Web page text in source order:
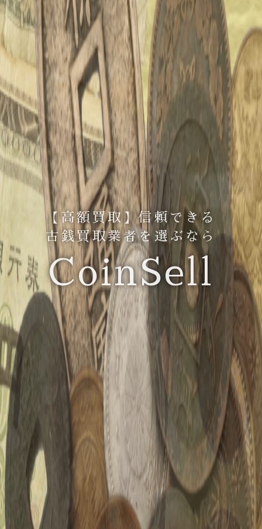
【高額買取】信頼できる
古銭買取業者を選ぶなら
CoinSell